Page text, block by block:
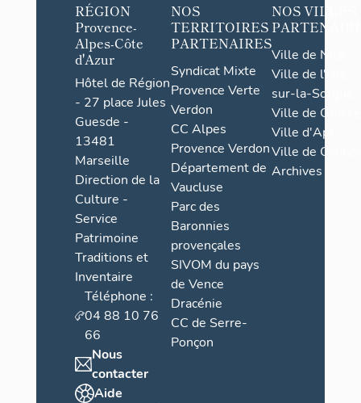
RÉGION
Provence-
Alpes-Côte
d'Azur
Hôtel de Région
- 27 place Jules
Guesde -
13481
Marseille
Direction de la
Culture -
Service
Patrimoine
Traditions et
Inventaire
Téléphone :
04 88 10 76
66
Nous
contacter
Aide
NOS
TERRITOIRES
PARTENAIRES
Syndicat Mixte
Provence Verte
Verdon
CC Alpes
Provence Verdon
Département de
Vaucluse
Parc des
Baronnies
provençales
SIVOM du pays
de Vence
Dracénie
CC de Serre-
Ponçon
NOS VILLES
Ville de Nice
Ville de l'Isle-
sur-la-Sorgue
Ville de Grasse
Ville d'Apt
Ville de
Archives